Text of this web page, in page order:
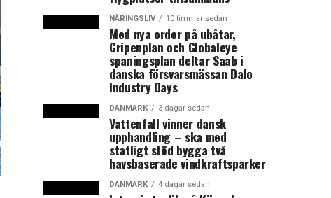
NÄRINGSLIV 10 timmar sedan
Med nya order på ubåtar,
Gripenplan och Globaleye
spaningsplan deltar Saab i
danska försvarsmässan Dalo
Industry Days
DANMARK 3 dagar sedan
Vattenfall vinner dansk
upphandling – ska med
statligt stöd bygga två
havsbaserade vindkraftsparker
DANMARK 4 dagar sedan